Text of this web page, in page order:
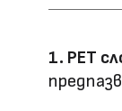
1. PET